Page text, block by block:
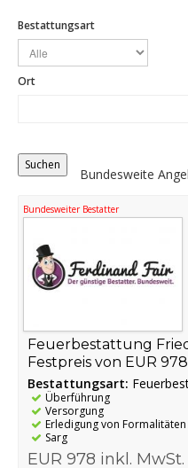
Bestattungsart
Ort
Bundesweite
Bundesweiter Bestatter
Feuerbestattung
Festpreis von EUR
Bestattungsart:
Überführung
Versorgung
Erledigung von Formalitäten
Sarg
EUR 978 inkl. MwSt.